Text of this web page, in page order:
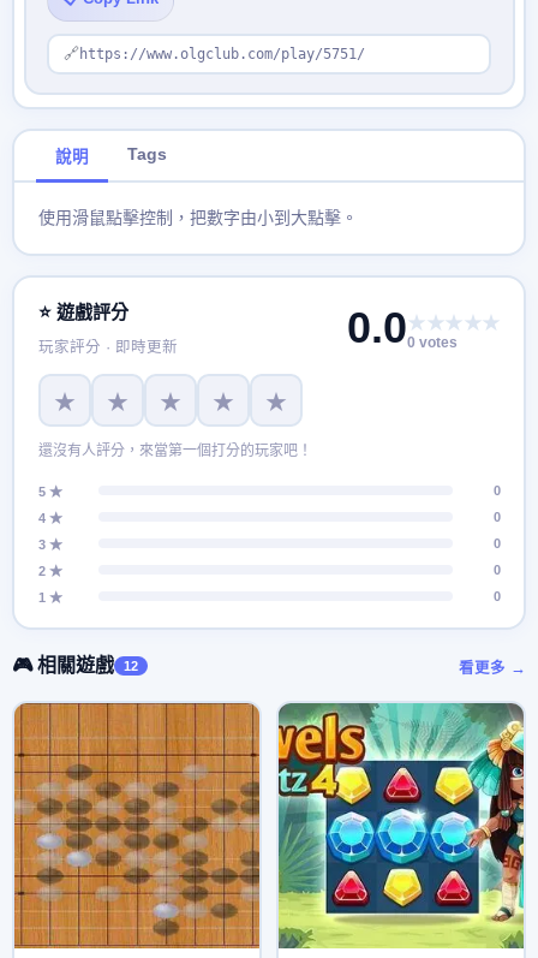
🔗 https://www.olgclub.com/play/5751/
說明 Tags
使用滑鼠點擊控制，把數字由小到大點擊。
⭐ 遊戲評分
玩家評分 · 即時更新 0.0★★★★★
0 votes
★ ★ ★ ★ ★
還沒有人評分，來當第一個打分的玩家吧！
5 ★
0
4 ★
0
3 ★
0
2 ★
0
1 ★
0
🎮 相關遊戲 12 看更多 →